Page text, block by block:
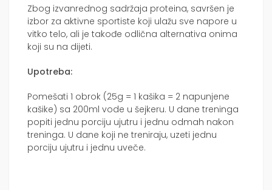
Zbog izvanrednog sadržaja proteina, savršen je
izbor za aktivne sportiste koji ulažu sve napore u
vitko telo, ali je takođe odlična alternativa onima
koji su na dijeti.
Upotreba:
Pomešati 1 obrok (25g = 1 kašika = 2 napunjene
kašike) sa 200ml vode u šejkeru. U dane treninga
popiti jednu porciju ujutru i jednu odmah nakon
treninga. U dane koji ne treniraju, uzeti jednu
porciju ujutru i jednu uveče.